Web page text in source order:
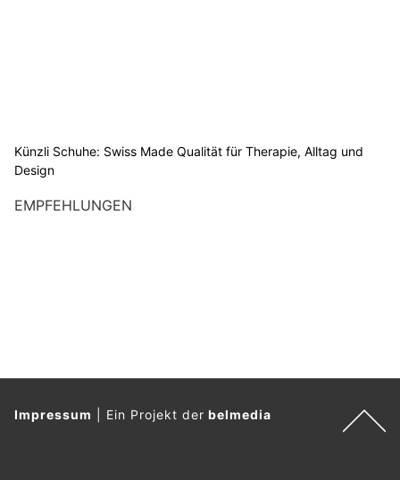
Künzli Schuhe: Swiss Made Qualität für Therapie, Alltag und
Design
EMPFEHLUNGEN
Impressum Ein Projekt derbelmedia